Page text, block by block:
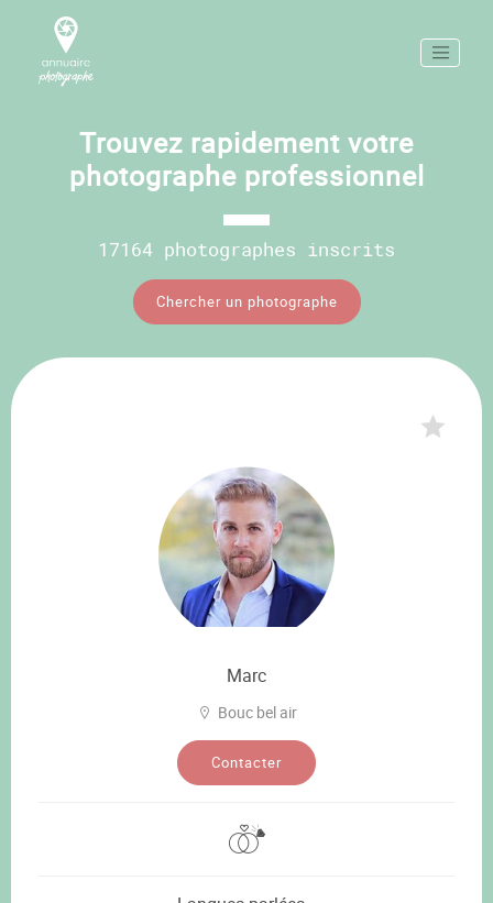
Trouvez rapidement votre
photographe professionnel
17164 photographes inscrits
Chercher un photographe
Marc
Bouc bel air
Contacter